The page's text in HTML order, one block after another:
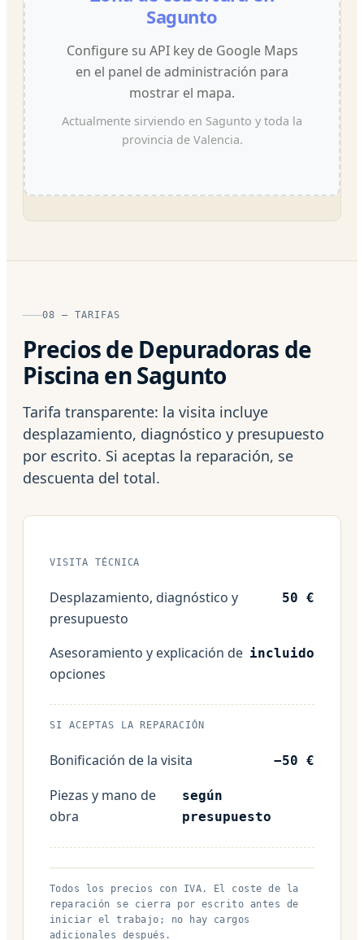
Sagunto
Configure su API key de Google Maps
en el panel de administración para
mostrar el mapa.
Actualmente sirviendo en Sagunto y toda la
provincia de Valencia.
08 — TARIFAS
Precios de Depuradoras de
Piscina en Sagunto
Tarifa transparente: la visita incluye
desplazamiento, diagnóstico y presupuesto
por escrito. Si aceptas la reparación, se
descuenta del total.
VISITA TÉCNICA
Desplazamiento, diagnóstico y
presupuesto
50 €
Asesoramiento y explicación de
opciones
incluido
SI ACEPTAS LA REPARACIÓN
Bonificación de la visita −50 €
Piezas y mano de
obra
según
presupuesto
Todos los precios con IVA. El coste de la
reparación se cierra por escrito antes de
iniciar el trabajo; no hay cargos
adicionales después.